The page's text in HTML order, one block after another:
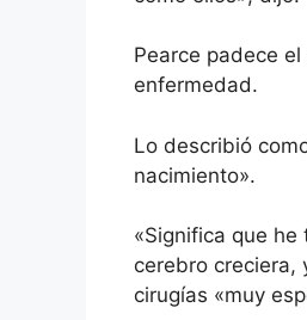
Pearce padece el
enfermedad.
Lo describió
nacimiento».
«Significa que
cerebro creciera,
cirugías «muy